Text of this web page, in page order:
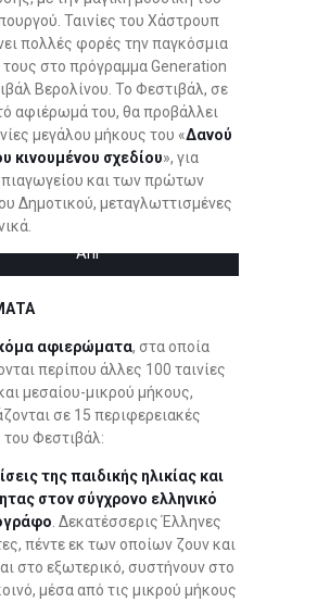
Ταινίες του Χάστρουπ
πολλές φορές την παγκόσμια
τους στο πρόγραμμα Generation
Βερολίνου. Το Φεστιβάλ, σε
αφιέρωμά του, θα προβάλλει
μεγάλου μήκους του «Δανού
κινουμένου σχεδίου», για
και των πρώτων
Δημοτικού, μεταγλωττισμένες
Ani
αφιερώματα, στα οποία
περίπου άλλες 100 ταινίες
μεσαίου-μικρού μήκους,
σε 15 περιφερειακές
του Φεστιβάλ:
της παιδικής ηλικίας και
στον σύγχρονο ελληνικό
. Δεκατέσσερις Έλληνες
πέντε εκ των οποίων ζουν και
στο εξωτερικό, συστήνουν στο
μέσα από τις μικρού μήκους